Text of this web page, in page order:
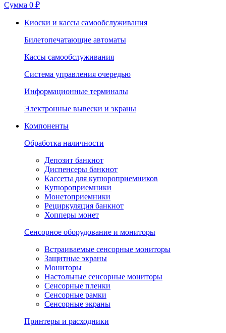
Сумма 0 ₽
Киоски и кассы самообслуживания
Билетопечатающие автоматы
Кассы самообслуживания
Система управления очередью
Информационные терминалы
Электронные вывески и экраны
Компоненты
Обработка наличности
Депозит банкнот
Диспенсеры банкнот
Кассеты для купюроприемников
Купюроприемники
Монетоприемники
Рециркуляция банкнот
Хопперы монет
Сенсорное оборудование и мониторы
Встраиваемые сенсорные мониторы
Защитные экраны
Мониторы
Настольные сенсорные мониторы
Сенсорные пленки
Сенсорные рамки
Сенсорные экраны
Принтеры и расходники